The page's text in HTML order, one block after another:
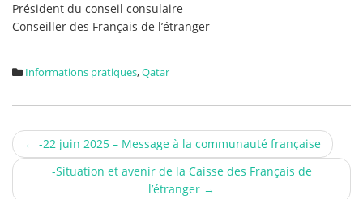
Président du conseil consulaire
Conseiller des Français de l’étranger
Informations pratiques,Qatar
Post
navigation
← -22 juin 2025 – Message à la communauté française
-Situation et avenir de la Caisse des Français de
l’étranger →